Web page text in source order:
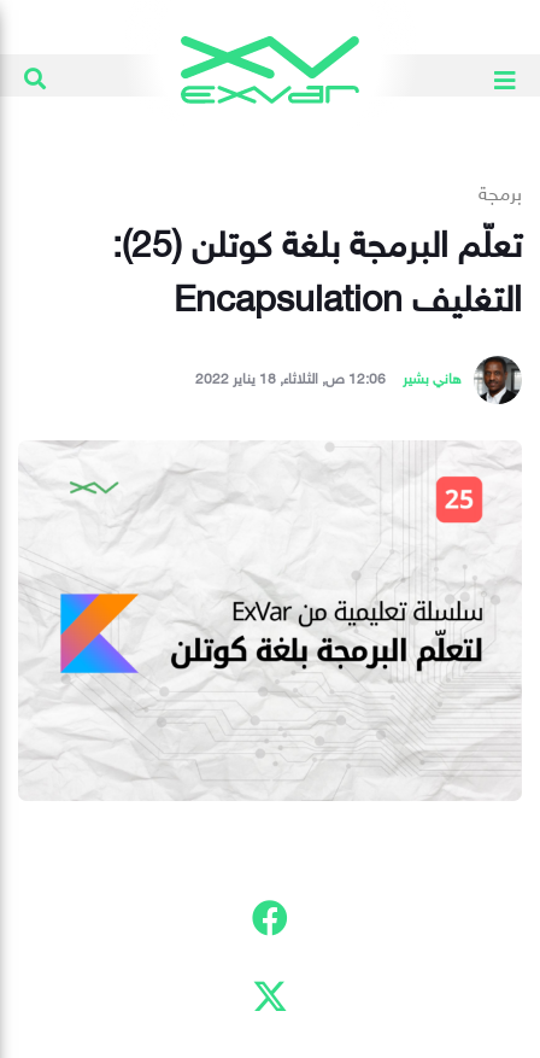
برمجة
تعلّم البرمجة بلغة كوتلن (25):
التغليف Encapsulation
هاني بشير 12:06 ص, الثلاثاء, 18 يناير 2022